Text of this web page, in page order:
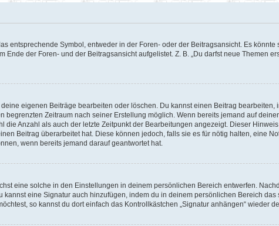
entsprechende Symbol, entweder in der Foren- oder der Beitragsansicht. Es
der Foren- und der Beitragsansicht aufgelistet. Z. B. „Du darfst neue Themen
eigenen Beiträge bearbeiten oder löschen. Du kannst einen Beitrag bearbeiten,
begrenzten Zeitraum nach seiner Erstellung möglich. Wenn bereits jemand auf
Anzahl als auch der letzte Zeitpunkt der Bearbeitungen angezeigt. Dieser
Beitrag überarbeitet hat. Diese können jedoch, falls sie es für nötig halten, eine
wenn bereits jemand darauf geantwortet hat.
eine solche in den Einstellungen in deinem persönlichen Bereich entwerfen.
kannst eine Signatur auch hinzufügen, indem du in deinem persönlichen Bereich
so kannst du dort einfach das Kontrollkästchen „Signatur anhängen“ wieder